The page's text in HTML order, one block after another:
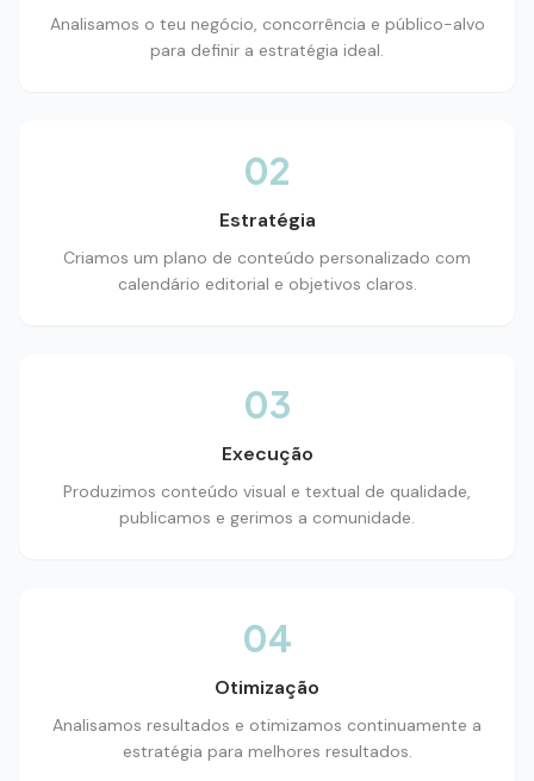
Analisamos o teu negócio, concorrência e público-alvo
para definir a estratégia ideal.
02
Estratégia
Criamos um plano de conteúdo personalizado com
calendário editorial e objetivos claros.
03
Execução
Produzimos conteúdo visual e textual de qualidade,
publicamos e gerimos a comunidade.
04
Otimização
Analisamos resultados e otimizamos continuamente a
estratégia para melhores resultados.